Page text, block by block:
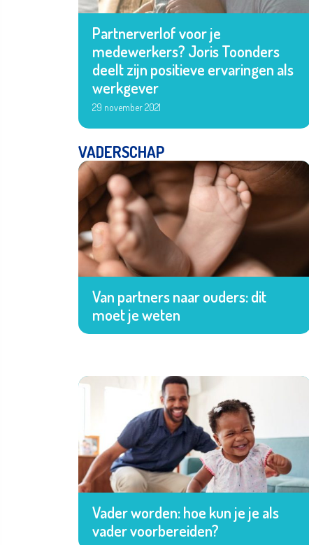
Partnerverlof voor je
medewerkers? Joris Toonders
deelt zijn positieve ervaringen als
werkgever
29 november 2021
VADERSCHAP
Van partners naar ouders: dit
moet je weten
Vader worden: hoe kun je je als
vader voorbereiden?